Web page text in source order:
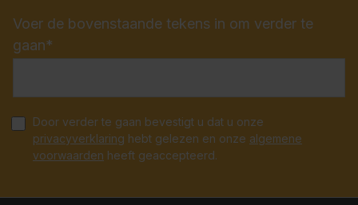
Voer de bovenstaande tekens in om verder te
gaan*
Door verder te gaan bevestigt u dat u onze
privacyverklaring hebt gelezen en onze algemene
voorwaarden heeft geaccepteerd.